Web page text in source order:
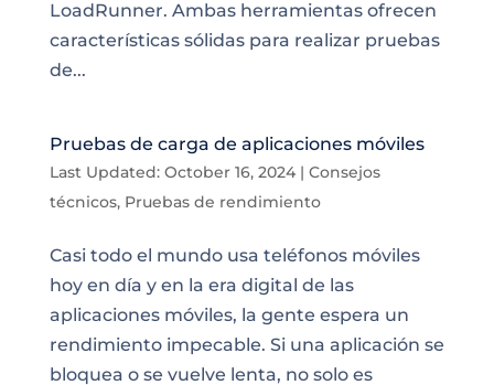
LoadRunner. Ambas herramientas ofrecen
características sólidas para realizar pruebas
de...
Pruebas de carga de aplicaciones móviles
Last Updated: October 16, 2024| Consejos
técnicos, Pruebas de rendimiento
Casi todo el mundo usa teléfonos móviles
hoy en día y en la era digital de las
aplicaciones móviles, la gente espera un
rendimiento impecable. Si una aplicación se
bloquea o se vuelve lenta, no solo es